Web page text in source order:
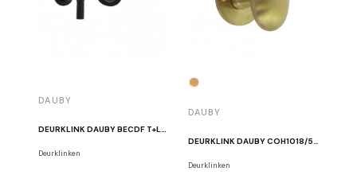
DAUBY
DEURKLINK DAUBY BECDF T+L/R326B N ZWART
Deurklinken
DAUBY
DEURKLINK DAUBY COH1018/50F MAT MESSING
Deurklinken